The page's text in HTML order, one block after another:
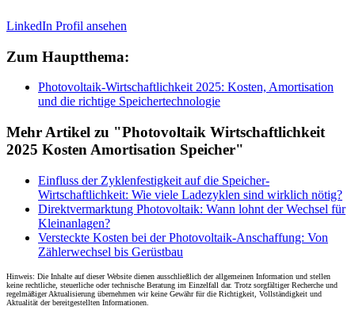
LinkedIn Profil ansehen
Zum Hauptthema:
Photovoltaik-Wirtschaftlichkeit 2025: Kosten, Amortisation
und die richtige Speichertechnologie
Mehr Artikel zu "Photovoltaik Wirtschaftlichkeit
2025 Kosten Amortisation Speicher"
Einfluss der Zyklenfestigkeit auf die Speicher-
Wirtschaftlichkeit: Wie viele Ladezyklen sind wirklich nötig?
Direktvermarktung Photovoltaik: Wann lohnt der Wechsel für
Kleinanlagen?
Versteckte Kosten bei der Photovoltaik-Anschaffung: Von
Zählerwechsel bis Gerüstbau
Hinweis: Die Inhalte auf dieser Website dienen ausschließlich der allgemeinen Information und stellen
keine rechtliche, steuerliche oder technische Beratung im Einzelfall dar. Trotz sorgfältiger Recherche und
regelmäßiger Aktualisierung übernehmen wir keine Gewähr für die Richtigkeit, Vollständigkeit und
Aktualität der bereitgestellten Informationen.